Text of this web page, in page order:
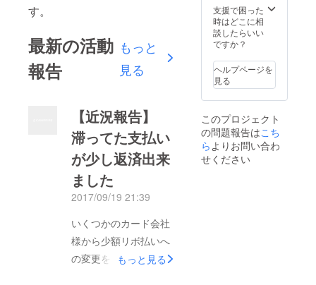
す。
最新の活動
報告
もっと
見る
【近況報告】
滞ってた支払い
が少し返済出来
ました
2017/09/19 21:39
いくつかのカード会社
様から少額リボ払いへ
の変更を提案して頂き
もっと見る
450
ジェッ
トプリ
ンタ ※
クッ
の表と
裏の両
面に同
じ画像
m×450
mm)を
印刷し
ます。
▼商品
支援で困った
時はどこに相
談したらいい
ですか？
ヘルプページを
見る
このプロジェクト
の問題報告はこち
ら よりお問い合わ
せください